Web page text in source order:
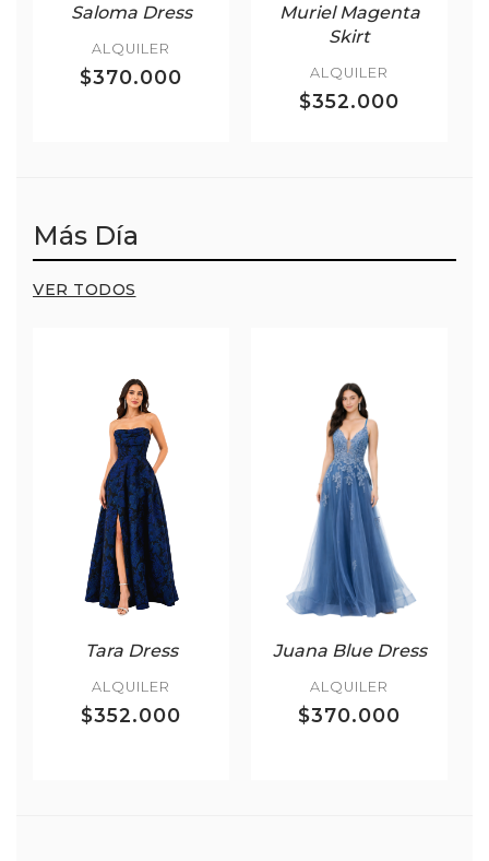
Saloma Dress
ALQUILER
$370.000
Muriel Magenta
Skirt
ALQUILER
$352.000
Más Día
VER TODOS
Tara Dress
ALQUILER
$352.000
Juana Blue Dress
ALQUILER
$370.000